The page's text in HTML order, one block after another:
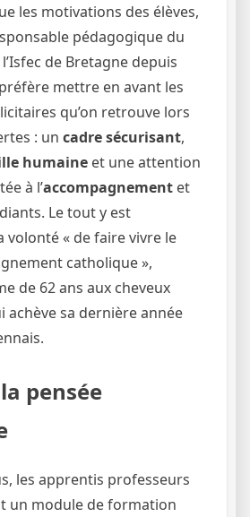
les motivations des élèves,
pédagogique du
de Bretagne depuis
mettre en avant les
qu’on retrouve lors
: un cadre sécurisant,
humaine et une attention
à l’accompagnement et
Le tout y est
volonté « de faire vivre le
catholique »,
de 62 ans aux cheveux
achève sa dernière année
la pensée
les apprentis professeurs
un module de formation